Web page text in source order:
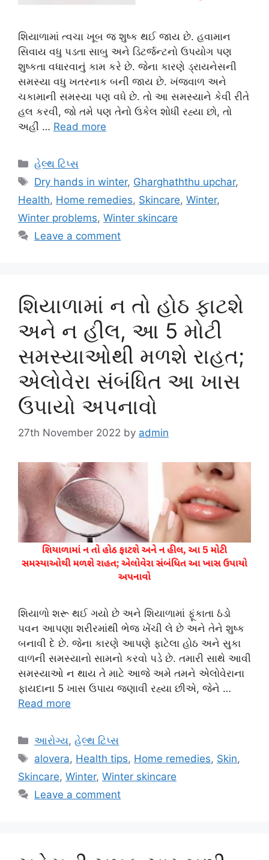
શિયાળામાં ત્વચા ખૂબ જ શુષ્ક થઈ જાય છે. હવામાન
સિવાય વધુ પડતા સાબુ અને ડિટર્જન્ટનો ઉપયોગ પણ
શુષ્કતા વધારવાનું કામ કરે છે. જેના કારણે ડ્રાયનેસની
સમસ્યા વધુ ખતરનાક બની જાય છે. ખંજવાળ અને
ચકામાની સમસ્યા પણ વધે છે. તો આ સમસ્યાને કેવી રીતે
હલ કરવી, જો તમે પણ તેનો ઉકેલ શોધી રહ્યા છો, તો
અહીં … Read more
Categories
હેલ્થ ટિપ્સ
Tags
Dry hands in winter, Gharghaththu upchar,
Health, Home remedies, Skincare, Winter,
Winter problems, Winter skincare
Leave a comment
શિયાળામાં ન તો હોઠ ફાટશે
અને ન હીલ, આ 5 મોટી
સમસ્યાઓથી મળશે રાહત;
એલોવેરા સંબંધિત આ ખાસ
ઉપાયો અપનાવો
27th November 2022 by admin
શિયાળો શરૂ થઈ ગયો છે અને શિયાળામાં ફૂંકાતા ઠંડો
પવન આપણા શરીરમાંથી ભેજ ખેંચી લે છે અને તેને શુષ્ક
બનાવી દે છે. જેના કારણે આપણે ફાટેલા હોઠ અને સુકા
વાળની ​​સમસ્યાનો સામનો કરવો પડે છે. તમારી સાથે આવી
સમસ્યાઓ ન થાય તે માટે આજે અમે તમને એલોવેરાના
ફાયદાના 5 ખાસ ઉપાય જણાવી રહ્યા છીએ, જેને …
Read more
Categories
આરોગ્ય,હેલ્થ ટિપ્સ
Tags
alovera, Health tips, Home remedies, Skin,
Skincare, Winter, Winter skincare
Leave a comment